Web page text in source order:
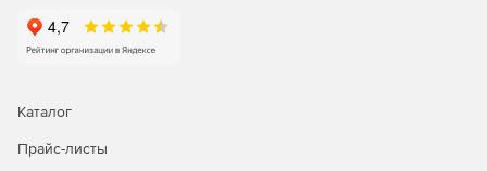
мониторинг событий и предоставляют аналитику,
позволяющую выявлять потенциальные угрозы. Это
внедрения
Каталог
Прайс-листы